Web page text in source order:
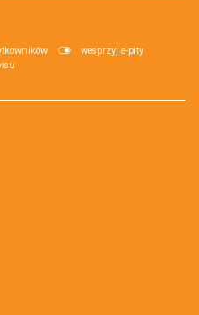
wesprzyj e-pity